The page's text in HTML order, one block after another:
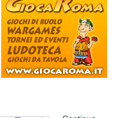
Continua...
(e